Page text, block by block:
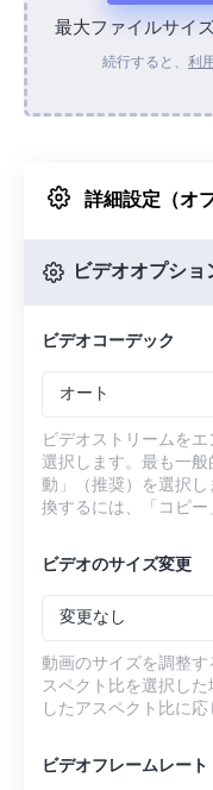
最大ファイルサイ
続行すると、 利
詳細設定（オ
ビデオオプショ
ビデオコーデック
オート
ビデオストリームを
選択します。最も一
動」（推奨）を選択
換するには、「コピー
ビデオのサイズ変更
変更なし
動画のサイズを調整
スペクト比を選択し
したアスペクト比に
ビデオフレームレート